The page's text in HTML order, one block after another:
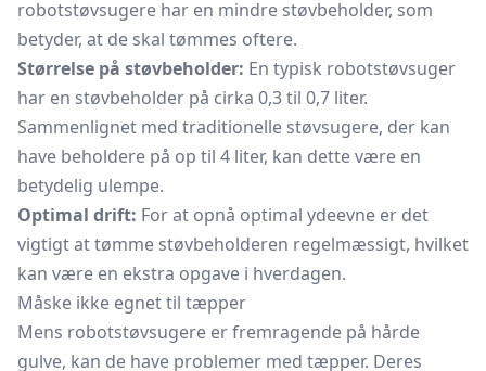
robotstøvsugere har en mindre støvbeholder, som
betyder, at de skal tømmes oftere.
Størrelse på støvbeholder: En typisk robotstøvsuger
har en støvbeholder på cirka 0,3 til 0,7 liter.
Sammenlignet med traditionelle støvsugere, der kan
have beholdere på op til 4 liter, kan dette være en
betydelig ulempe.
Optimal drift: For at opnå optimal ydeevne er det
vigtigt at tømme støvbeholderen regelmæssigt, hvilket
kan være en ekstra opgave i hverdagen.
Måske ikke egnet til tæpper
Mens robotstøvsugere er fremragende på hårde
gulve, kan de have problemer med tæpper. Deres